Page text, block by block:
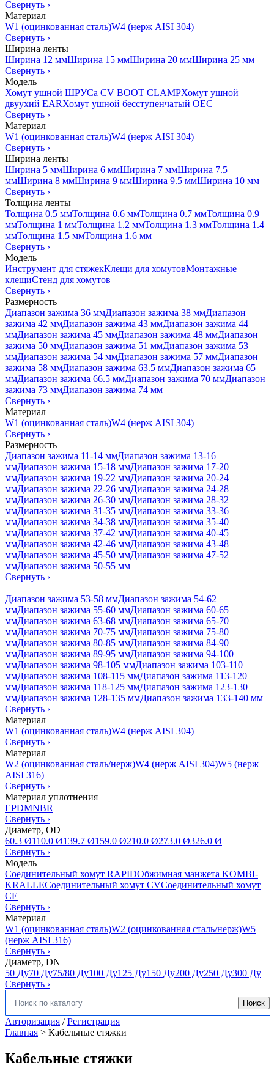
Свернуть ›
Материал
W1 (оцинкованная сталь)W4 (нерж AISI 304)
Свернуть ›
Ширина ленты
Ширина 12 ммШирина 15 ммШирина 20 ммШирина 25 мм
Свернуть ›
Модель
Хомут ушной ШРУСа CV BOOT CLAMPХомут ушной
двуухий EARХомут ушной бесступенчатый OEC
Свернуть ›
Материал
W1 (оцинкованная сталь)W4 (нерж AISI 304)
Свернуть ›
Ширина ленты
Ширина 5 ммШирина 6 ммШирина 7 ммШирина 7.5
ммШирина 8 ммШирина 9 ммШирина 9.5 ммШирина 10 мм
Свернуть ›
Толщина ленты
Толщина 0.5 ммТолщина 0.6 ммТолщина 0.7 ммТолщина 0.9
ммТолщина 1 ммТолщина 1.2 ммТолщина 1.3 ммТолщина 1.4
ммТолщина 1.5 ммТолщина 1.6 мм
Свернуть ›
Модель
Инструмент для стяжекКлещи для хомутовМонтажные
клещиСтенд для хомутов
Свернуть ›
Размерность
Диапазон зажима 36 ммДиапазон зажима 38 ммДиапазон
зажима 42 ммДиапазон зажима 43 ммДиапазон зажима 44
ммДиапазон зажима 45 ммДиапазон зажима 48 ммДиапазон
зажима 50 ммДиапазон зажима 51 ммДиапазон зажима 53
ммДиапазон зажима 54 ммДиапазон зажима 57 ммДиапазон
зажима 58 ммДиапазон зажима 63.5 ммДиапазон зажима 65
ммДиапазон зажима 66.5 ммДиапазон зажима 70 ммДиапазон
зажима 73 ммДиапазон зажима 74 мм
Свернуть ›
Материал
W1 (оцинкованная сталь)W4 (нерж AISI 304)
Свернуть ›
Размерность
Диапазон зажима 11-14 ммДиапазон зажима 13-16
ммДиапазон зажима 15-18 ммДиапазон зажима 17-20
ммДиапазон зажима 19-22 ммДиапазон зажима 20-24
ммДиапазон зажима 22-26 ммДиапазон зажима 24-28
ммДиапазон зажима 26-30 ммДиапазон зажима 28-32
ммДиапазон зажима 31-35 ммДиапазон зажима 33-36
ммДиапазон зажима 34-38 ммДиапазон зажима 35-40
ммДиапазон зажима 37-42 ммДиапазон зажима 40-45
ммДиапазон зажима 42-46 ммДиапазон зажима 43-48
ммДиапазон зажима 45-50 ммДиапазон зажима 47-52
ммДиапазон зажима 50-55 мм
Свернуть ›
Диапазон зажима 53-58 ммДиапазон зажима 54-62
ммДиапазон зажима 55-60 ммДиапазон зажима 60-65
ммДиапазон зажима 63-68 ммДиапазон зажима 65-70
ммДиапазон зажима 70-75 ммДиапазон зажима 75-80
ммДиапазон зажима 80-85 ммДиапазон зажима 84-90
ммДиапазон зажима 89-95 ммДиапазон зажима 94-100
ммДиапазон зажима 98-105 ммДиапазон зажима 103-110
ммДиапазон зажима 108-115 ммДиапазон зажима 113-120
ммДиапазон зажима 118-125 ммДиапазон зажима 123-130
ммДиапазон зажима 128-135 ммДиапазон зажима 133-140 мм
Свернуть ›
Материал
W1 (оцинкованная сталь)W4 (нерж AISI 304)
Свернуть ›
Материал
W2 (оцинкованная сталь/нерж)W4 (нерж AISI 304)W5 (нерж
AISI 316)
Свернуть ›
Материал уплотнения
EPDMNBR
Свернуть ›
Диаметр, OD
60.3 Ø110.0 Ø139.7 Ø159.0 Ø210.0 Ø273.0 Ø326.0 Ø
Свернуть ›
Модель
Соединительный хомут RAPIDОбжимная манжета KOMBI-
KRALLEСоединительный хомут CVСоединительный хомут
CE
Свернуть ›
Материал
W1 (оцинкованная сталь)W2 (оцинкованная сталь/нерж)W5
(нерж AISI 316)
Свернуть ›
Диаметр, DN
50 Ду70 Ду75/80 Ду100 Ду125 Ду150 Ду200 Ду250 Ду300 Ду
Свернуть ›
Искать: Поиск
Авторизация /Регистрация
Главная > Кабельные стяжки
Кабельные стяжки